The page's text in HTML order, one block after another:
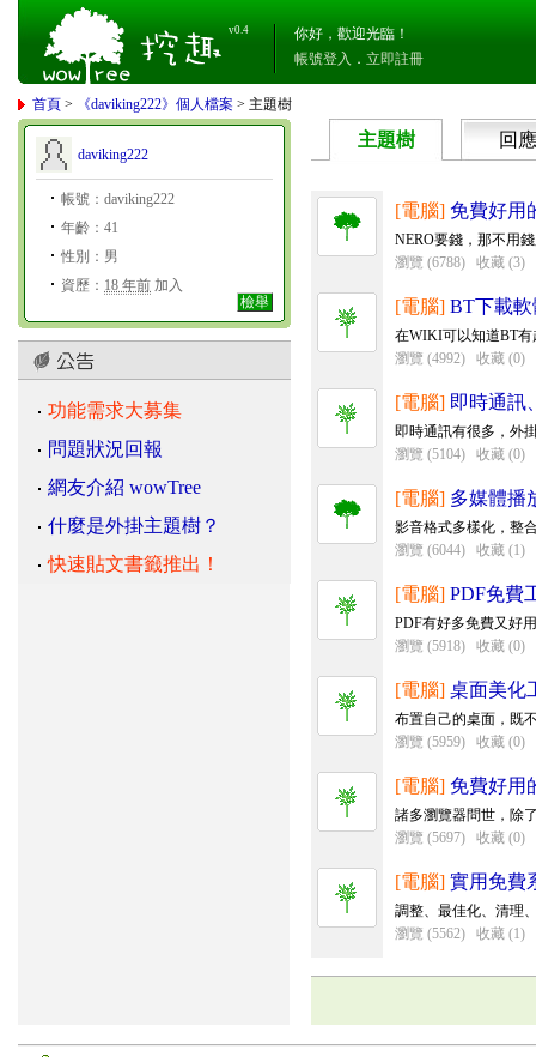
v0.4
你好，歡迎光臨！
帳號登入 ． 立即註冊
首頁 > 《daviking222》個人檔案 > 主題樹
daviking222
帳號：daviking222
年齡：41
性別：男
資歷： 18 年前 加入
檢舉
功能需求大募集
問題狀況回報
網友介紹 wowTree
什麼是外掛主題樹？
快速貼文書籤推出！
主題樹 回應
[電腦] 免費好用
NERO要錢，那不用
瀏覽 (6788)
收藏 (3)
[電腦] BT下載軟
在WIKI可以知道BT
瀏覽 (4992)
收藏 (0)
[電腦] 即時通訊
即時通訊有很多，外
瀏覽 (5104)
收藏 (0)
[電腦] 多媒體播
影音格式多樣化，整
瀏覽 (6044)
收藏 (1)
[電腦] PDF免費
PDF有好多免費又好
瀏覽 (5918)
收藏 (0)
[電腦] 桌面美化
布置自己的桌面，既
瀏覽 (5959)
收藏 (0)
[電腦] 免費好用
諸多瀏覽器問世，除
瀏覽 (5697)
收藏 (0)
[電腦] 實用免費
調整、最佳化、清理
瀏覽 (5562)
收藏 (1)